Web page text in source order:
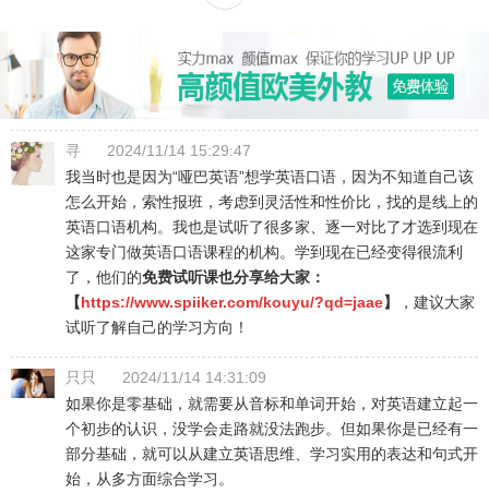
寻
2024/11/14 15:29:47
我当时也是因为“哑巴英语”想学英语口语，因为不知道自己该
怎么开始，索性报班，考虑到灵活性和性价比，找的是线上的
英语口语机构。我也是试听了很多家、逐一对比了才选到现在
这家专门做英语口语课程的机构。学到现在已经变得很流利
了，他们的免费试听课也分享给大家：
【https://www.spiiker.com/kouyu/?qd=jaae】
，建议大家
试听了解自己的学习方向！
只只
2024/11/14 14:31:09
如果你是零基础，就需要从音标和单词开始，对英语建立起一
个初步的认识，没学会走路就没法跑步。但如果你是已经有一
部分基础，就可以从建立英语思维、学习实用的表达和句式开
始，从多方面综合学习。